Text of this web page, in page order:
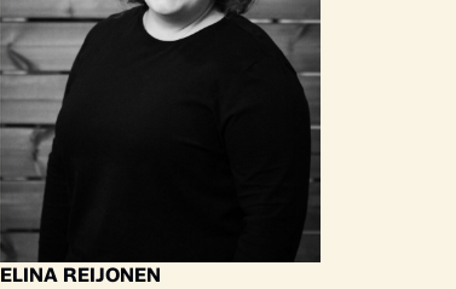
ELINA REIJONEN